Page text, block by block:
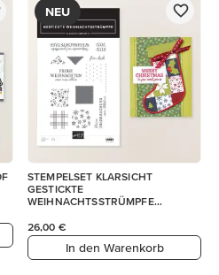
NEU
STEMPELSET KLARSICHT
GESTICKTE
WEIHNACHTSSTRÜMPFE
26,00 €
In den Warenkorb